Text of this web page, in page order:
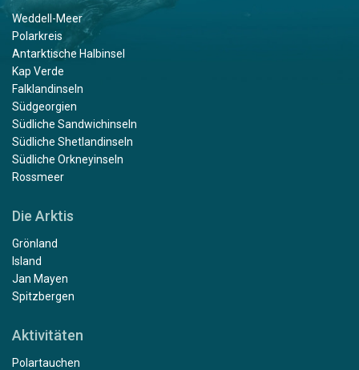
Weddell-Meer
Polarkreis
Antarktische Halbinsel
Kap Verde
Falklandinseln
Südgeorgien
Südliche Sandwichinseln
Südliche Shetlandinseln
Südliche Orkneyinseln
Rossmeer
Die Arktis
Grönland
Island
Jan Mayen
Spitzbergen
Aktivitäten
Polartauchen